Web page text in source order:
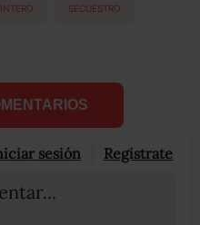
SECUESTRO
sesión Registrate